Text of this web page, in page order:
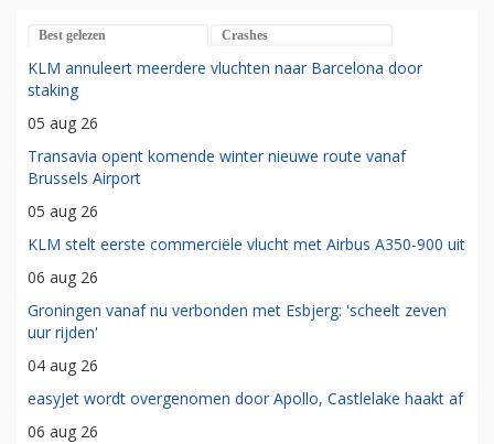
Best gelezen Crashes
KLM annuleert meerdere vluchten naar Barcelona door
staking
05 aug 26
Transavia opent komende winter nieuwe route vanaf
Brussels Airport
05 aug 26
KLM stelt eerste commerciële vlucht met Airbus A350-900 uit
06 aug 26
Groningen vanaf nu verbonden met Esbjerg: 'scheelt zeven
uur rijden'
04 aug 26
easyJet wordt overgenomen door Apollo, Castlelake haakt af
06 aug 26